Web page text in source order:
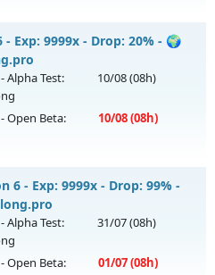
Chế Mu Hút Máu AE ơi
máy chủ
- Exp: 9999x - Drop: 20% - 🌍
- Alpha Test: 10/08(08h)
- Open Beta: 10/08(08h)
https://muhoalong.pro
máy chủ
vào 08h ngày
6 - Exp: 9999x - Drop: 99% -
- Alpha Test: 31/07(08h)
- Open Beta: 01/07(08h)